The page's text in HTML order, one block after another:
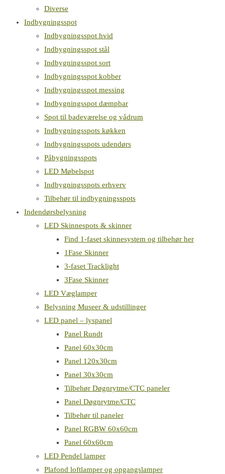
Diverse
Indbygningsspot
Indbygningsspot hvid
Indbygningsspot stål
Indbygningsspot sort
Indbygningsspot kobber
Indbygningsspot messing
Indbygningsspot dæmpbar
Spot til badeværelse og vådrum
Indbygningsspots køkken
Indbygningsspots udendørs
Påbygningsspots
LED Møbelspot
Indbygningsspots erhverv
Tilbehør til indbygningsspots
Indendørsbelysning
LED Skinnespots & skinner
Find 1-faset skinnesystem og tilbehør her
1Fase Skinner
3-faset Tracklight
3Fase Skinner
LED Væglamper
Belysning Museer & udstillinger
LED panel – lyspanel
Panel Rundt
Panel 60x30cm
Panel 120x30cm
Panel 30x30cm
Tilbehør Døgnrytme/CTC paneler
Panel Døgnrytme/CTC
Tilbehør til paneler
Panel RGBW 60x60cm
Panel 60x60cm
LED Pendel lamper
Plafond loftlamper og opgangslamper